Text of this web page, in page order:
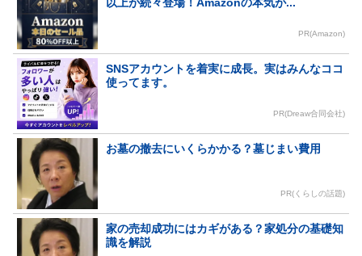
以上が続々登場！Amazonの本気が...
PR(Amazon)
SNSアカウントを着実に成長。実はみんなココ
使ってます。
PR(Dreaw合同会社)
お墓の撤去にいくらかかる？墓じまい費用
PR(くらしの話題)
家の売却成功にはカギがある？家処分の基礎知
識を解説